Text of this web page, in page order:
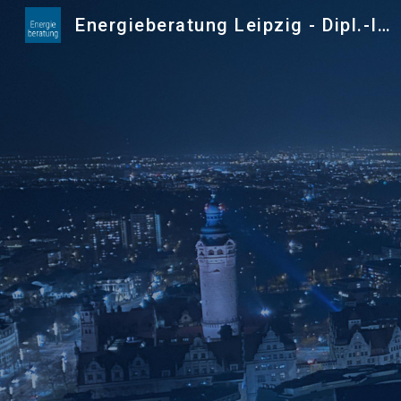
Energieberatung Leipzig - Dipl.-Ing. Christoph Biedermann